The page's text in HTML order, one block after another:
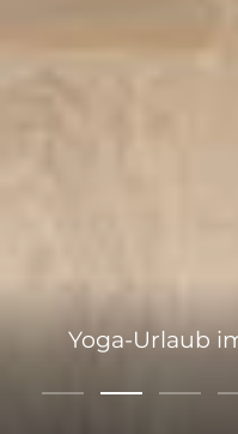
Yoga-Urlaub